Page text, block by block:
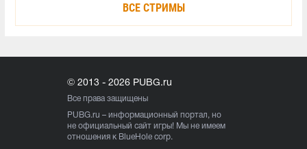
ВСЕ СТРИМЫ
© 2013 - 2026 PUBG.ru
Все права защищены
PUBG.ru – информационный портал, но
не официальный сайт игры! Мы не имеем
отношения к BlueHole corp.